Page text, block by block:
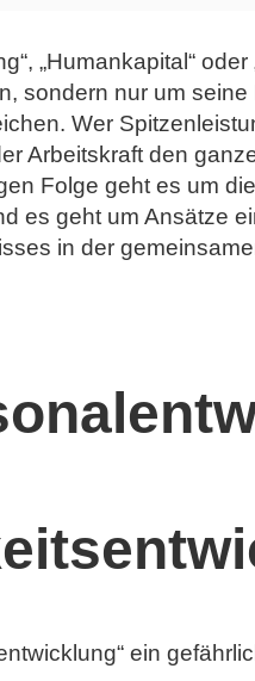
„Humankapital“
sondern nur um
Wer
Arbeitskraft den
Folge geht es um
es geht um Ansätze
in der
ein